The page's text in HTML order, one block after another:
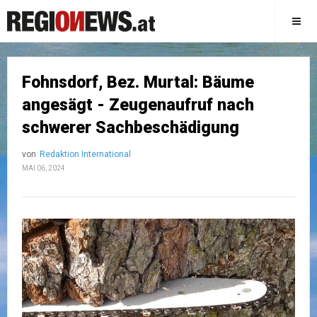
Fohnsdorf, Bez. Murtal: Bäume
angesägt - Zeugenaufruf nach
schwerer Sachbeschädigung
von Redaktion International
MAI 06, 2024